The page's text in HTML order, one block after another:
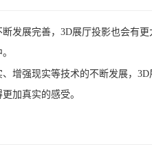
断发展完善，3D展厅投影也会有
、增强现实等技术的不断发展，
加真实的感受。